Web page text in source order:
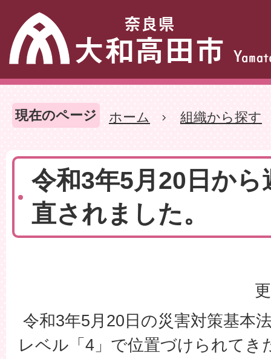
現在のページ ホーム 組織から探す
令和3年5月20日から
直されました。
令和3年5月20日の災害対策基本
レベル「4」で位置づけられてき